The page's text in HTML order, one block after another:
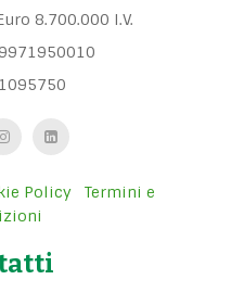
8.700.000 I.V.
Policy
Termini e